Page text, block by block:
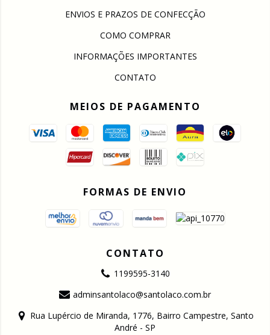
ENVIOS E PRAZOS DE CONFECÇÃO
COMO COMPRAR
INFORMAÇÕES IMPORTANTES
CONTATO
MEIOS DE PAGAMENTO
FORMAS DE ENVIO
CONTATO
1199595-3140
adminsantolaco@santolaco.com.br
Rua Lupércio de Miranda, 1776, Bairro Campestre, Santo
André - SP